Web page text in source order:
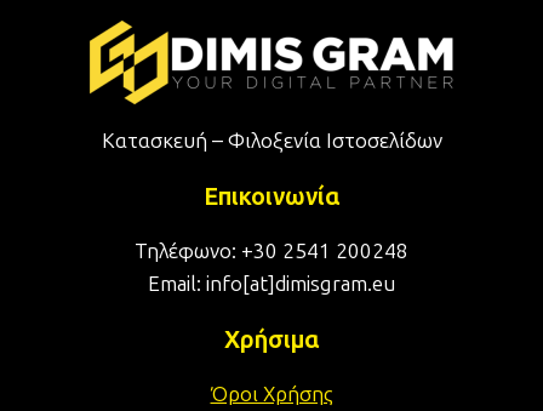
Κατασκευή – Φιλοξενία Ιστοσελίδων
Επικοινωνία
Τηλέφωνο: +30 2541 200248
Email: info[at]dimisgram.eu
Χρήσιμα
Όροι Χρήσης